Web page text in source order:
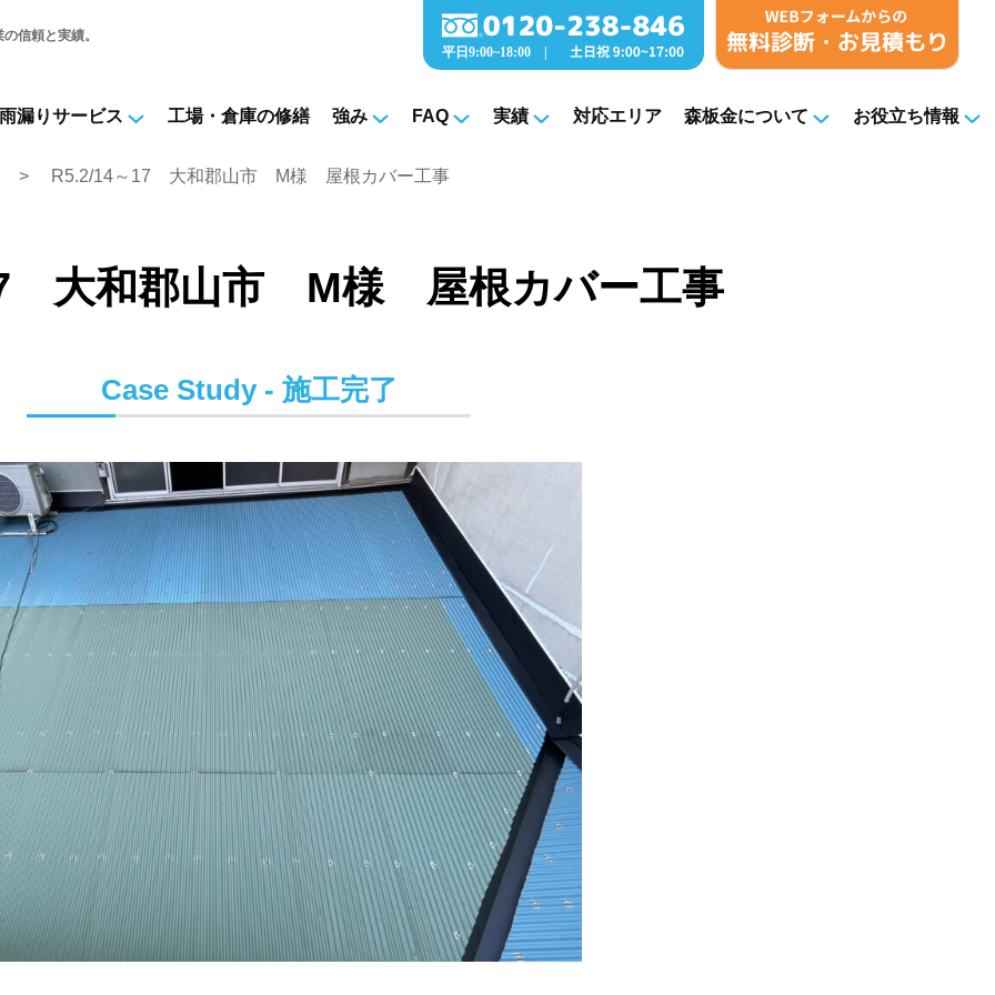
信頼と実績。
雨漏りサービス 工場・倉庫の修繕 強み FAQ 実績 対応エリア 森板金について
お役立ち情報
R5.2/14～17 大和郡山市 M様 屋根カバー工事
大和郡山市 M様 屋根カバー工事
Case Study - 施工完了